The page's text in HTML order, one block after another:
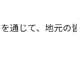
通じて、地元の